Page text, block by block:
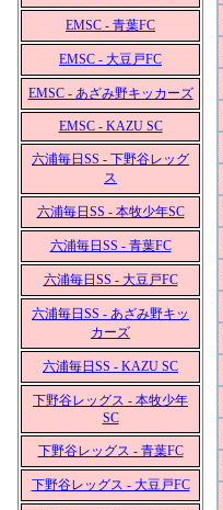
EMSC - 青葉FC
EMSC - 大豆戸FC
EMSC - あざみ野キッカーズ
EMSC - KAZU SC
六浦毎日SS - 下野谷レッグ
ス
六浦毎日SS - 本牧少年SC
六浦毎日SS - 青葉FC
六浦毎日SS - 大豆戸FC
六浦毎日SS - あざみ野キッ
カーズ
六浦毎日SS - KAZU SC
下野谷レッグス - 本牧少年
SC
下野谷レッグス - 青葉FC
下野谷レッグス - 大豆戸FC